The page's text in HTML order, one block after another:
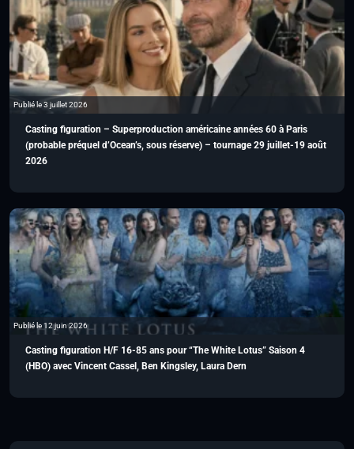
Publié le 3 juillet 2026
Casting figuration – Superproduction américaine années 60 à Paris
(probable préquel d’Ocean’s, sous réserve) – tournage 29 juillet-19 août
2026
Publié le 12 juin 2026
Casting figuration H/F 16-85 ans pour “The White Lotus” Saison 4
(HBO) avec Vincent Cassel, Ben Kingsley, Laura Dern